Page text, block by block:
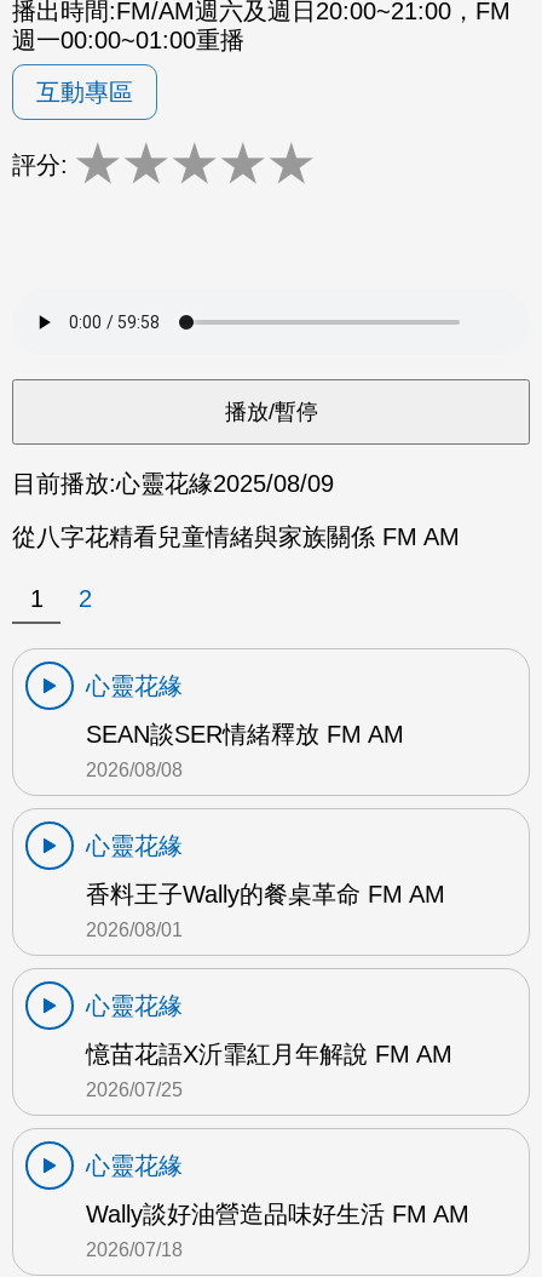
播出時間:FM/AM週六及週日20:00~21:00，FM
週一00:00~01:00重播
互動專區
評分: ★★★★★
目前播放:心靈花緣2025/08/09
從八字花精看兒童情緒與家族關係 FM AM
1 2
心靈花緣
SEAN談SER情緒釋放 FM AM
2026/08/08
心靈花緣
香料王子Wally的餐桌革命 FM AM
2026/08/01
心靈花緣
憶苗花語X沂霏紅月年解說 FM AM
2026/07/25
心靈花緣
Wally談好油營造品味好生活 FM AM
2026/07/18